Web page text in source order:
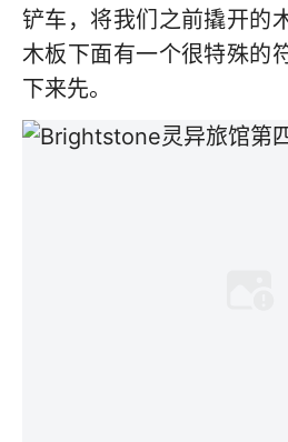
铲车，将我们之前撬开的
木板下面有一个很特殊的
下来先。